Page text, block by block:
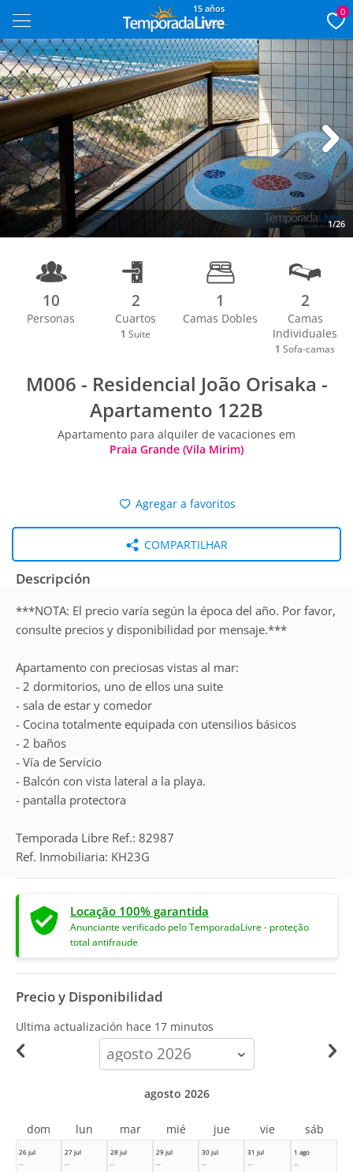
15 años 0
1/26
Next
10
Personas
2
Cuartos
1 Suite
1
Camas Dobles
2
Camas
Individuales
1 Sofa-camas
M006 - Residencial João Orisaka -
Apartamento 122B
Apartamento para alquiler de vacaciones em
Praia Grande (Vila Mirim)
Agregar a favoritos
COMPARTILHAR
Descripción
***NOTA: El precio varía según la época del año. Por favor,
consulte precios y disponibilidad por mensaje.***
Apartamento con preciosas vistas al mar:
- 2 dormitorios, uno de ellos una suite
- sala de estar y comedor
- Cocina totalmente equipada con utensilios básicos
- 2 baños
- Vía de Servício
- Balcón con vista lateral a la playa.
- pantalla protectora
Temporada Libre Ref.: 82987
Ref. Inmobiliaria: KH23G
Locação 100% garantida
Anunciante verificado pelo TemporadaLivre - proteção
total antifraude
Precio y Disponibilidad
Ultima actualización hace 17 minutos
calendar-
month
26 jul
--
27 jul
--
28 jul
--
29 jul
--
30 jul
--
31 jul
--
1 ago
--
agosto 2026
dom lun mar mié jue vie sáb